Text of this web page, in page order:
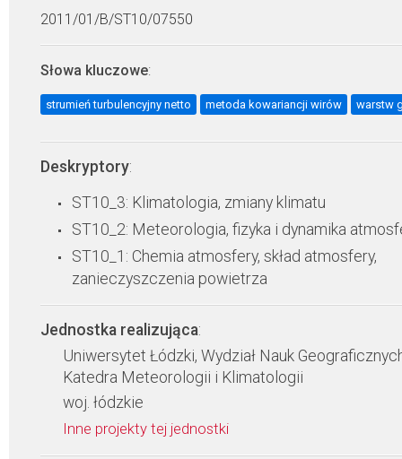
2011/01/B/ST10/07550
Słowa kluczowe:
strumień turbulencyjny netto metoda kowariancji wirów warstw
Deskryptory:
ST10_3: Klimatologia, zmiany klimatu
ST10_2: Meteorologia, fizyka i dynamika
ST10_1: Chemia atmosfery, skład atmosfery,
zanieczyszczenia powietrza
Jednostka realizująca:
Uniwersytet Łódzki, Wydział Nauk
Katedra Meteorologii i Klimatologii
woj. łódzkie
Inne projekty tej jednostki